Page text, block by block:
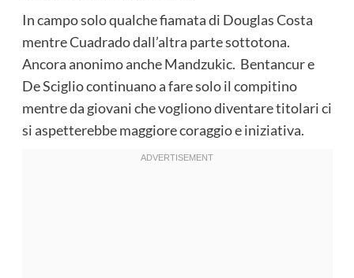
In campo solo qualche fiamata di Douglas Costa
mentre Cuadrado dall’altra parte sottotona.
Ancora anonimo anche Mandzukic. Bentancur e
De Sciglio continuano a fare solo il compitino
mentre da giovani che vogliono diventare titolari ci
si aspetterebbe maggiore coraggio e iniziativa.